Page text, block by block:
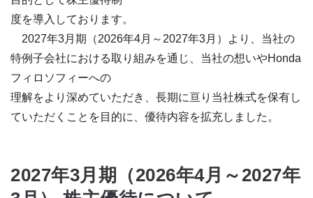
度を導入しております。
2027年3月期（2026年4月～2027年3月）より、当社の
特例子会社における取り組みを通じ、当社の想いやHonda
フィロソフィーへの
理解をより深めていただき、長期に亘り当社株式を保有し
ていただくことを目的に、優待内容を拡充しました。
2027年3月期（2026年4月～2027年